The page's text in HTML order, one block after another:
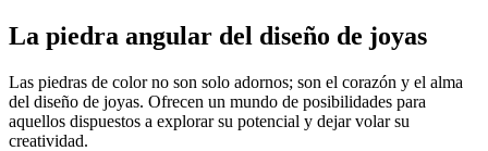
La piedra angular del diseño de joyas
Las piedras de color no son solo adornos; son el corazón y el alma
del diseño de joyas. Ofrecen un mundo de posibilidades para
aquellos dispuestos a explorar su potencial y dejar volar su
creatividad.